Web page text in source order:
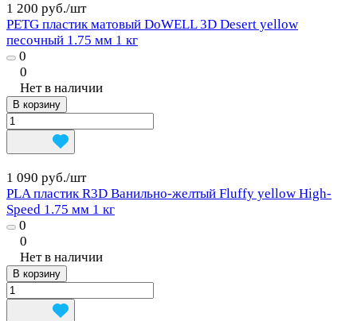
1 200 руб./шт
PETG пластик матовый DoWELL 3D Desert yellow
песочный 1.75 мм 1 кг
0
0
Нет в наличии
В корзину
1 090 руб./шт
PLA пластик R3D Ванильно-желтый Fluffy yellow High-
Speed 1.75 мм 1 кг
0
0
Нет в наличии
В корзину